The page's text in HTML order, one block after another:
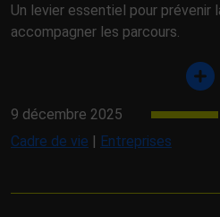
Un levier essentiel pour prévenir
accompagner les parcours.
9 décembre 2025
Cadre de vie | Entreprises